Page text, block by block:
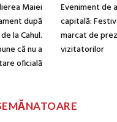
Maiei
după
la Cahul.
că nu a
oficială
Eveniment de
capitală:
marcat de
vizitatorilor